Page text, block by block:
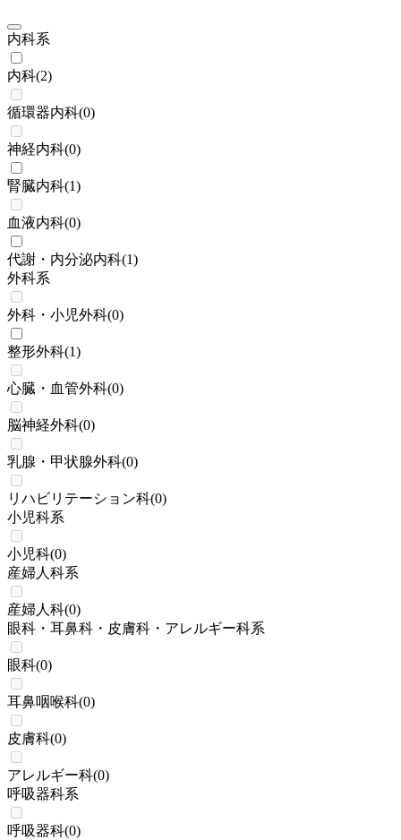
内科系
内科(2)
循環器内科(0)
神経内科(0)
腎臓内科(1)
血液内科(0)
代謝・内分泌内科(1)
外科系
外科・小児外科(0)
整形外科(1)
心臓・血管外科(0)
脳神経外科(0)
乳腺・甲状腺外科(0)
リハビリテーション科(0)
小児科系
小児科(0)
産婦人科系
産婦人科(0)
眼科・耳鼻科・皮膚科・アレルギー科系
眼科(0)
耳鼻咽喉科(0)
皮膚科(0)
アレルギー科(0)
呼吸器科系
呼吸器科(0)